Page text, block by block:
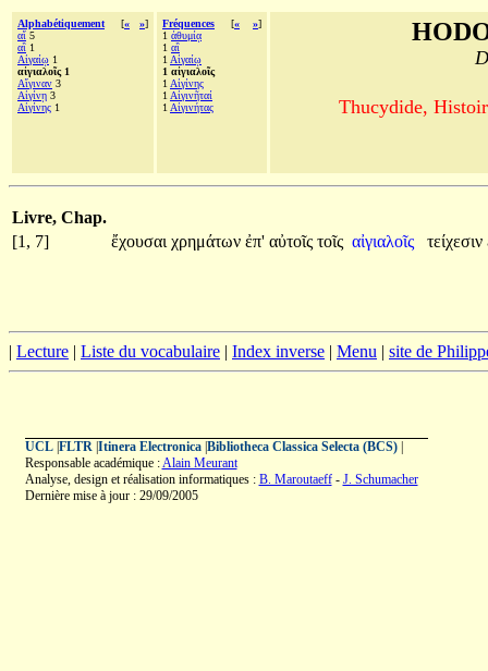
Alphabétiquement [« »]
αἵ 5
αἳ 1
Αἰγαίῳ 1
αἰγιαλοῖς 1
Αἴγιναν 3
Αἰγίνῃ 3
Αἰγίνης 1
Fréquences [« »]
1 ἀθυμίᾳ
1 αἳ
1 Αἰγαίῳ
1 αἰγιαλοῖς
1 Αἰγίνης
1 Αἰγινῆταί
1 Αἰγινήτας Thucydide,
Livre, Chap.
[1, 7]
ἔχουσαι χρημάτων ἐπ' αὐτοῖς τοῖς αἰγιαλοῖς τείχεσιν
| Lecture | Liste du vocabulaire | Index inverse | Menu | site de
UCL| FLTR| Itinera Electronica| Bibliotheca Classica Selecta (BCS)|
Responsable académique :Alain Meurant
Analyse, design et réalisation informatiques : B. Maroutaeff- J. Schumacher
Dernière mise à jour : 29/09/2005